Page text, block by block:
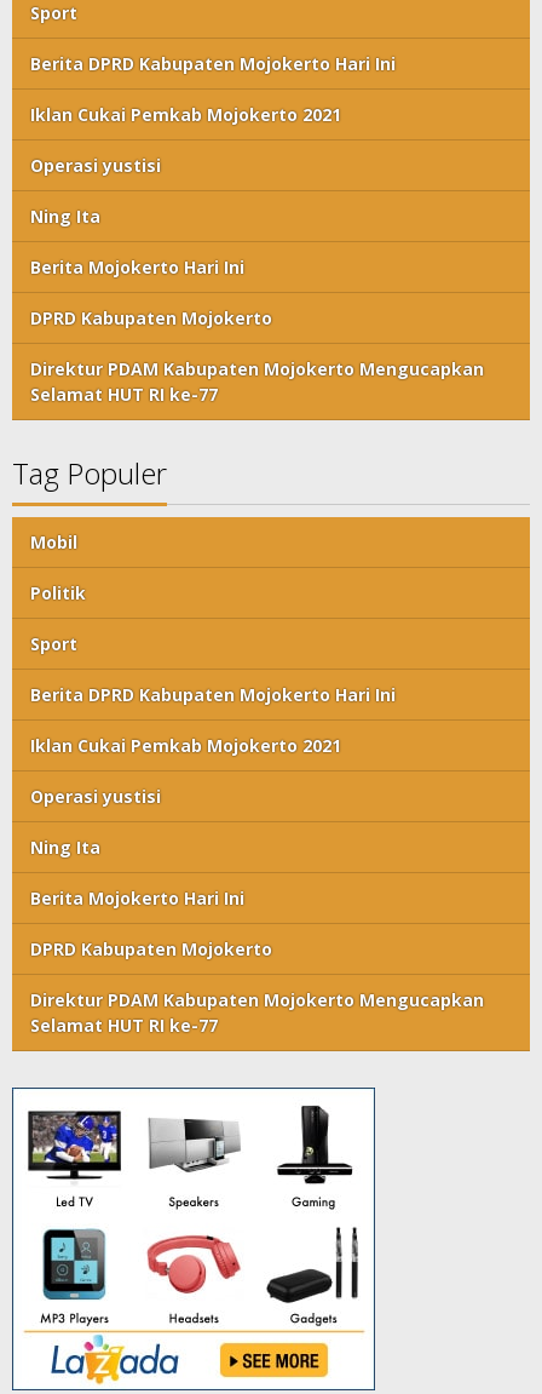
Sport
Berita DPRD Kabupaten Mojokerto Hari Ini
Iklan Cukai Pemkab Mojokerto 2021
Operasi yustisi
Ning Ita
Berita Mojokerto Hari Ini
DPRD Kabupaten Mojokerto
Direktur PDAM Kabupaten Mojokerto Mengucapkan
Selamat HUT RI ke-77
Tag Populer
Mobil
Politik
Sport
Berita DPRD Kabupaten Mojokerto Hari Ini
Iklan Cukai Pemkab Mojokerto 2021
Operasi yustisi
Ning Ita
Berita Mojokerto Hari Ini
DPRD Kabupaten Mojokerto
Direktur PDAM Kabupaten Mojokerto Mengucapkan
Selamat HUT RI ke-77